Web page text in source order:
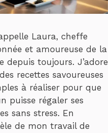
Laura, cheffe
et amoureuse de la
depuis toujours. J’adore
recettes savoureuses
à réaliser pour que
puisse régaler ses
sans stress. En
de mon travail de